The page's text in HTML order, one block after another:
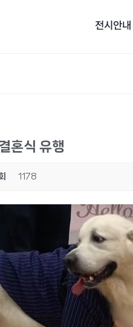
전시안내
혼식 유행
1178